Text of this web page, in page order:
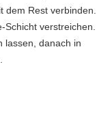
dem Rest verbinden.
verstreichen.
lassen, danach in